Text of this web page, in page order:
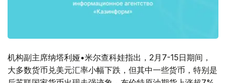
机构副主席纳塔利娅•米尔查科娃指出，2月7-15日期间，
大多数货币兑美元汇率小幅下跌，但其中一些货币，特别是